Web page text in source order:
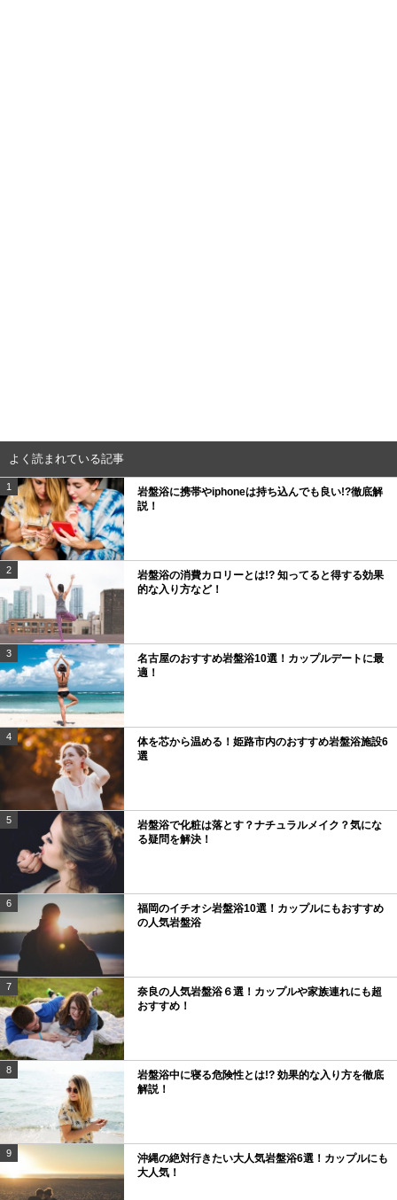
よく読まれている記事
1
岩盤浴に携帯やiphoneは持ち込んでも良い!?徹底解
説！
2
岩盤浴の消費カロリーとは!? 知ってると得する効果
的な入り方など！
3
名古屋のおすすめ岩盤浴10選！カップルデートに最
適！
4
体を芯から温める！姫路市内のおすすめ岩盤浴施設6
選
5
岩盤浴で化粧は落とす？ナチュラルメイク？気にな
る疑問を解決！
6
福岡のイチオシ岩盤浴10選！カップルにもおすすめ
の人気岩盤浴
7
奈良の人気岩盤浴６選！カップルや家族連れにも超
おすすめ！
8
岩盤浴中に寝る危険性とは!? 効果的な入り方を徹底
解説！
9
沖縄の絶対行きたい大人気岩盤浴6選！カップルにも
大人気！